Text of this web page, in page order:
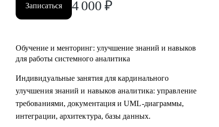
Записаться 4 000 ₽
Обучение и менторинг: улучшение знаний и навыков
для работы системного аналитика
Индивидуальные занятия для кардинального
улучшения знаний и навыков аналитика: управление
требованиями, документация и UML-диаграммы,
интеграции, архитектура, базы данных.